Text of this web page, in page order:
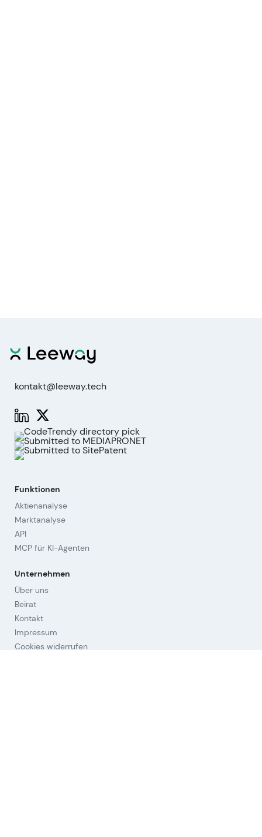
kontakt@leeway.tech
Funktionen
Aktienanalyse
Marktanalyse
API
MCP für KI-Agenten
Unternehmen
Über uns
Beirat
Kontakt
Impressum
Cookies widerrufen